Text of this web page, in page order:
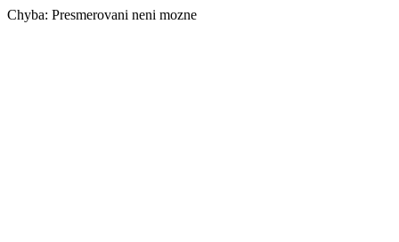
Chyba: Presmerovani neni mozne